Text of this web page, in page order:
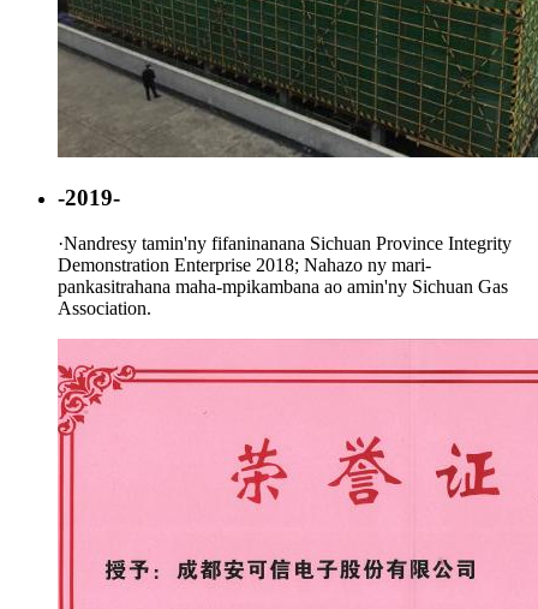
-2019-
·Nandresy tamin'ny fifaninanana Sichuan Province Integrity
Demonstration Enterprise 2018; Nahazo ny mari-
pankasitrahana maha-mpikambana ao amin'ny Sichuan Gas
Association.